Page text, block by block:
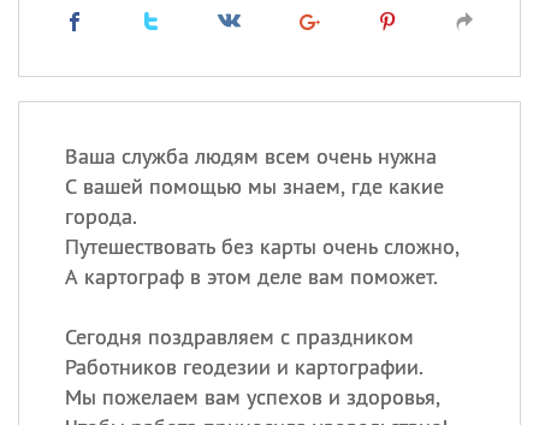
Ваша служба людям всем очень нужна
С вашей помощью мы знаем, где какие
города.
Путешествовать без карты очень сложно,
А картограф в этом деле вам поможет.
Сегодня поздравляем с праздником
Работников геодезии и картографии.
Мы пожелаем вам успехов и здоровья,